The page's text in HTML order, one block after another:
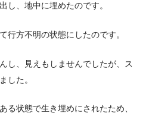
し、地中に埋めたのです。
行方不明の状態にしたのです。
し、見えもしませんでしたが、ス
した。
る状態で生き埋めにされたため、